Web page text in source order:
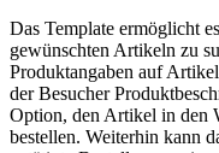
Das Template ermöglicht
gewünschten Artikeln zu
Produktangaben auf
der Besucher
Option, den Artikel in den
bestellen. Weiterhin kann